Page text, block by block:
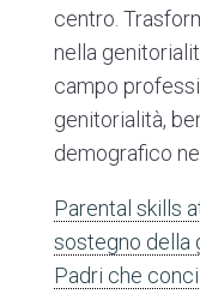
centro.
nella
campo
genitorialità,
demografico
Parental skills
sostegno della
Padri che